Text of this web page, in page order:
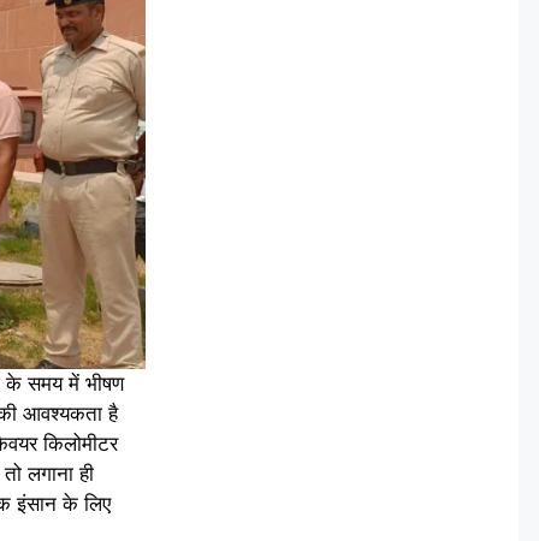
के समय में भीषण
की आवश्यकता है
किलोमीटर
लगाना ही
इंसान के लिए